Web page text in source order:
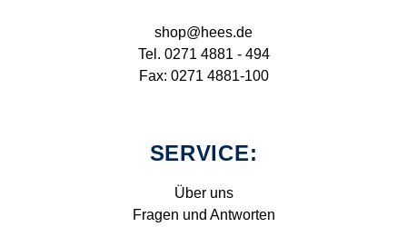
shop@hees.de
Tel. 0271 4881 - 494
Fax: 0271 4881-100
SERVICE:
Über uns
Fragen und Antworten